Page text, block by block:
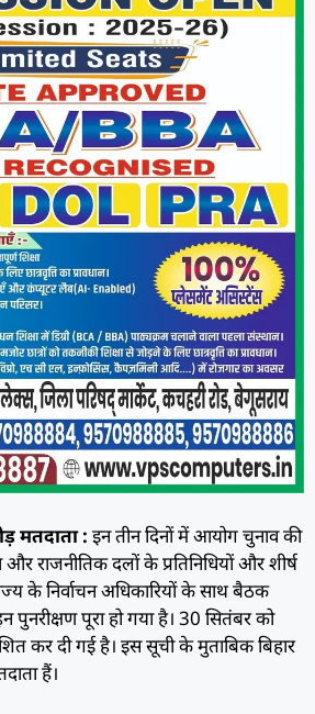
मतदाता : इन तीन दिनों में आयोग चुनाव की
और राजनीतिक दलों के प्रतिनिधियों और शीर्ष
के निर्वाचन अधिकारियों के साथ बैठक
पुनरीक्षण पूरा हो गया है। 30 सितंबर को
कर दी गई है। इस सूची के मुताबिक बिहार
हैं।